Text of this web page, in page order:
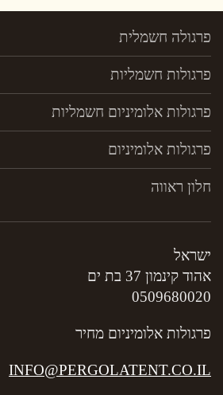
פרגולה חשמלית
פרגולות חשמליות
פרגולות אלומיניום חשמליות
פרגולות אלומיניום
חלון ראווה
ישראל
אהוד קינמון 37 בת ים
0509680020
פרגולות אלומיניום מחיר
INFO@PERGOLATENT.CO.IL